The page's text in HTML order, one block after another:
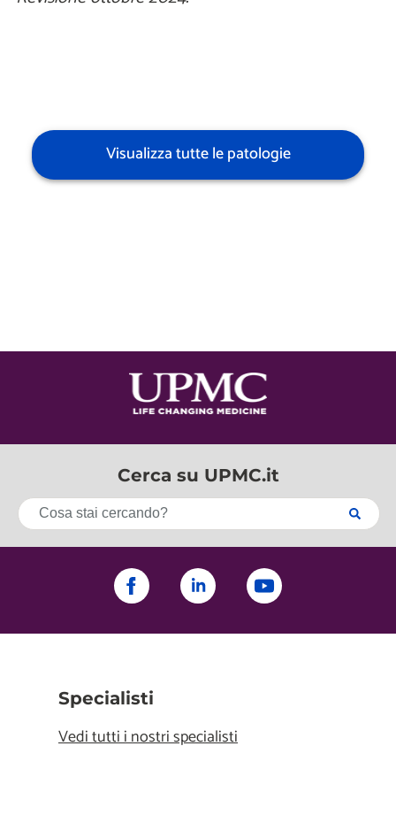
Visualizza tutte le patologie
Cerca su UPMC.it
Specialisti
Vedi tutti i nostri specialisti